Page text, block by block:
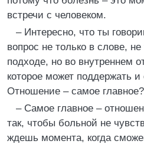
встречи с человеком.
– Интересно, что ты
вопрос не только в слове,
подходе, но во внутреннем
которое может поддержать и
Отношение – самое главное?
– Самое главное –
так, чтобы больной не
ждешь момента, когда